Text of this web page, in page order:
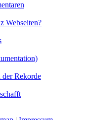
Webseiten?
Rekorde